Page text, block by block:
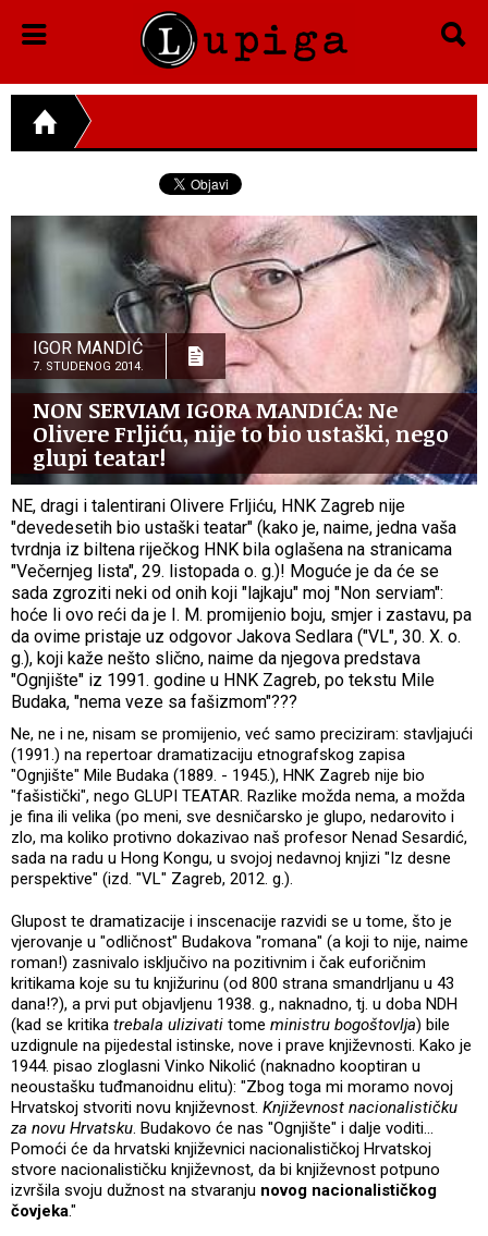
IGOR MANDIĆ
7. STUDENOG 2014.
NON SERVIAM IGORA MANDIĆA: Ne
Olivere Frljiću, nije to bio ustaški, nego
glupi teatar!
NE, dragi i talentirani Olivere Frljiću, HNK Zagreb nije
"devedesetih bio ustaški teatar" (kako je, naime, jedna vaša
tvrdnja iz biltena riječkog HNK bila oglašena na stranicama
"Večernjeg lista", 29. listopada o. g.)! Moguće je da će se
sada zgroziti neki od onih koji "lajkaju" moj "Non serviam":
hoće li ovo reći da je I. M. promijenio boju, smjer i zastavu, pa
da ovime pristaje uz odgovor Jakova Sedlara ("VL", 30. X. o.
g.), koji kaže nešto slično, naime da njegova predstava
"Ognjište" iz 1991. godine u HNK Zagreb, po tekstu Mile
Budaka, "nema veze sa fašizmom"???
Ne, ne i ne, nisam se promijenio, već samo preciziram: stavljajući
(1991.) na repertoar dramatizaciju etnografskog zapisa
"Ognjište" Mile Budaka (1889. - 1945.), HNK Zagreb nije bio
"fašistički", nego GLUPI TEATAR. Razlike možda nema, a možda
je fina ili velika (po meni, sve desničarsko je glupo, nedarovito i
zlo, ma koliko protivno dokazivao naš profesor Nenad Sesardić,
sada na radu u Hong Kongu, u svojoj nedavnoj knjizi "Iz desne
perspektive" (izd. "VL" Zagreb, 2012. g.).
Glupost te dramatizacije i inscenacije razvidi se u tome, što je
vjerovanje u "odličnost" Budakova "romana" (a koji to nije, naime
roman!) zasnivalo isključivo na pozitivnim i čak euforičnim
kritikama koje su tu knjižurinu (od 800 strana smandrljanu u 43
dana!?), a prvi put objavljenu 1938. g., naknadno, tj. u doba NDH
(kad se kritika trebala ulizivati tome ministru bogoštovlja) bile
uzdignule na pijedestal istinske, nove i prave književnosti. Kako je
1944. pisao zloglasni Vinko Nikolić (naknadno kooptiran u
neoustašku tuđmanoidnu elitu): "Zbog toga mi moramo novoj
Hrvatskoj stvoriti novu književnost. Književnost nacionalističku
za novu Hrvatsku. Budakovo će nas "Ognjište" i dalje voditi...
Pomoći će da hrvatski književnici nacionalističkoj Hrvatskoj
stvore nacionalističku književnost, da bi književnost potpuno
izvršila svoju dužnost na stvaranju novog nacionalističkog
čovjeka."